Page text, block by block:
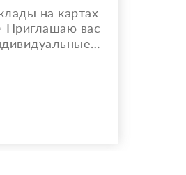
на картах
Приглашаю вас